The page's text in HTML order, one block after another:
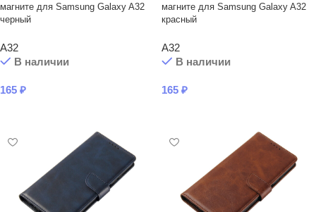
магните для Samsung Galaxy A32
черный
A32
В наличии
165 ₽
магните для Samsung Galaxy A32
красный
A32
В наличии
165 ₽